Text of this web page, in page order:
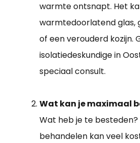
warmte ontsnapt. Het
warmtedoorlatend glas,
of een verouderd kozijn.
isolatiedeskundige in
speciaal consult.
Wat kan je maximaal
Wat heb je te besteden?
behandelen kan veel